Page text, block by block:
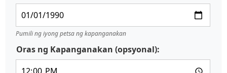
Pumili ng iyong petsa ng kapanganakan
Oras ng Kapanganakan (opsyonal):